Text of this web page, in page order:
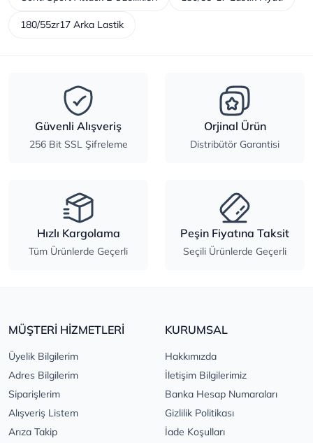
180/55zr17 Arka Lastik
Güvenli Alışveriş
256 Bit SSL Şifreleme
Orjinal Ürün
Distribütör Garantisi
Hızlı Kargolama
Tüm Ürünlerde Geçerli
Peşin Fiyatına Taksit
Seçili Ürünlerde Geçerli
MÜŞTERİ HİZMETLERİ
Üyelik Bilgilerim
Adres Bilgilerim
Siparişlerim
Alışveriş Listem
Arıza Takip
KURUMSAL
Hakkımızda
İletişim Bilgilerimiz
Banka Hesap Numaraları
Gizlilik Politikası
İade Koşulları